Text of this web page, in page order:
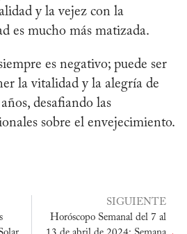
y la vejez con la
es mucho más matizada.
es negativo; puede ser
la vitalidad y la alegría de
desafiando las
sobre el envejecimiento.
SIGUIENTE
Horóscopo Semanal del 7 al